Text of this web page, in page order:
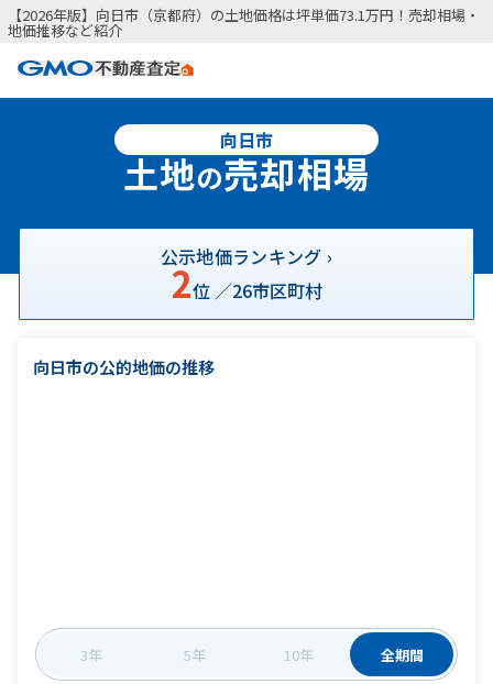
【2026年版】向日市（京都府）の土地価格は坪単価73.1万円！売却相場・
地価推移など紹介
向日市
土地の売却相場
公示地価ランキング ›
2位 ／26市区町村
向日市の公的地価の推移
3年 5年 10年 全期間